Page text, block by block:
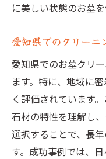
に美しい状態のお墓を
愛知県でのクリーニ
愛知県でのお墓クリ
ます。特に、地域に
く評価されています
石材の特性を理解し
選択することで、長
す。成功事例では、